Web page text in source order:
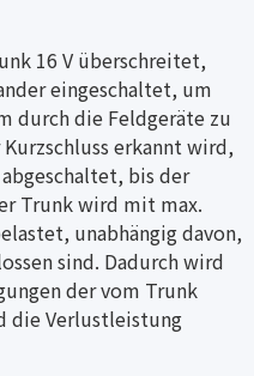
16 V überschreitet,
eingeschaltet, um
durch die Feldgeräte zu
erkannt wird,
bis der
Trunk wird mit max.
unabhängig davon,
sind. Dadurch wird
der vom Trunk
die Verlustleistung